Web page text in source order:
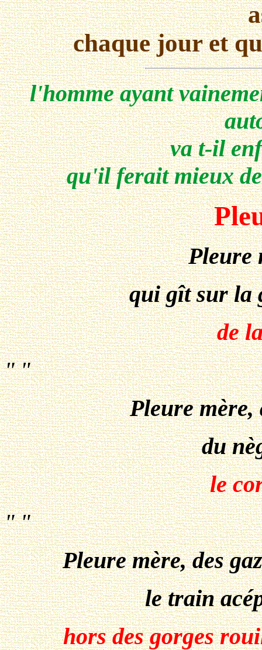
chaque jour et
l'homme ayant
va t-il
qu'il ferait mieux
Pleure
qui gît sur la
de
" "
Pleure
du
le
" "
Pleure mère, des
le train
hors des gorges